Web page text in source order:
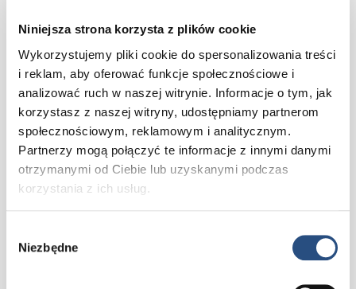
Niniejsza strona korzysta z plików cookie
Wykorzystujemy pliki cookie do spersonalizowania treści
i reklam, aby oferować funkcje społecznościowe i
analizować ruch w naszej witrynie. Informacje o tym, jak
korzystasz z naszej witryny, udostępniamy partnerom
społecznościowym, reklamowym i analitycznym.
Partnerzy mogą połączyć te informacje z innymi danymi
otrzymanymi od Ciebie lub uzyskanymi podczas
korzystania z ich usług.
zgody
Niezbędne
XC90 Mild-Hybrid